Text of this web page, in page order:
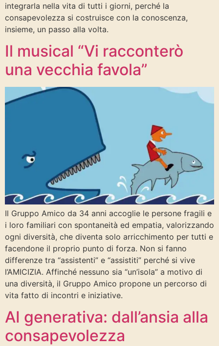
integrarla nella vita di tutti i giorni, perché la
consapevolezza si costruisce con la conoscenza,
insieme, un passo alla volta.
Il musical “Vi racconterò
una vecchia favola”
Il Gruppo Amico da 34 anni accoglie le persone fragili e
i loro familiari con spontaneità ed empatia, valorizzando
ogni diversità, che diventa solo arricchimento per tutti e
facendone il proprio punto di forza. Non si fanno
differenze tra “assistenti” e “assistiti” perché si vive
l’AMICIZIA. Affinché nessuno sia “un’isola” a motivo di
una diversità, il Gruppo Amico propone un percorso di
vita fatto di incontri e iniziative.
AI generativa: dall’ansia alla
consapevolezza